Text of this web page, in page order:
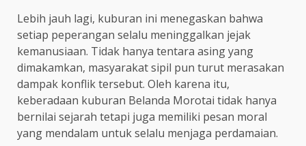
Lebih jauh lagi, kuburan ini menegaskan bahwa
setiap peperangan selalu meninggalkan jejak
kemanusiaan. Tidak hanya tentara asing yang
dimakamkan, masyarakat sipil pun turut merasakan
dampak konflik tersebut. Oleh karena itu,
keberadaan kuburan Belanda Morotai tidak hanya
bernilai sejarah tetapi juga memiliki pesan moral
yang mendalam untuk selalu menjaga perdamaian.